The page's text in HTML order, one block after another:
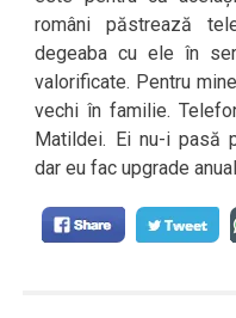
români păstrează
degeaba cu ele în
valorificate. Pentru
vechi în familie.
Matildei. Ei nu-i pasă
dar eu fac upgrade